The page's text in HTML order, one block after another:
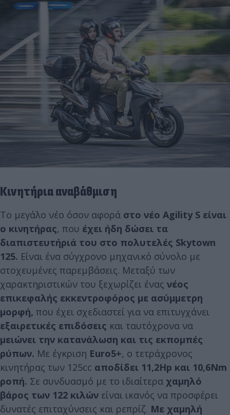
Κινητήρια αναβάθμιση
Το μεγάλο νέο όσον αφορά στο νέο Agility S είναι
ο κινητήρας, που έχει ήδη δώσει τα
διαπιστευτήριά του στο πολυτελές Skytown
125. Είναι ένα σύγχρονο μηχανικό σύνολο με
στοχευμένες παρεμβάσεις. Μεταξύ των
χαρακτηριστικών του ξεχωρίζει ένας νέος
επικεφαλής εκκεντροφόρος με ασύμμετρη
μορφή, που έχει σχεδιαστεί για να επιτυγχάνει
εξαιρετικές επιδόσεις και ταυτόχρονα να
μειώνει την κατανάλωση και τις εκπομπές
ρύπων. Με έγκριση Euro5+, ο τετράχρονος
κινητήρας των 125cc αποδίδει 11,2Hp και 10,6Νm
ροπή. Σε συνδυασμό με το ιδιαίτερα χαμηλό
βάρος των 122 κιλών είναι ικανός να προσφέρει
δυνατές επιταχύνσεις και ρεπρίζ. Με χαμηλή